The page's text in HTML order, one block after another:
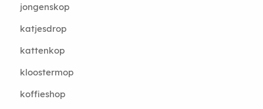
jongenskop
katjesdrop
kattenkop
kloostermop
koffieshop